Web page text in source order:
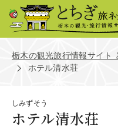
栃木の観光旅行情報サイト
ホテル清水荘
しみずそう
ホテル清水荘